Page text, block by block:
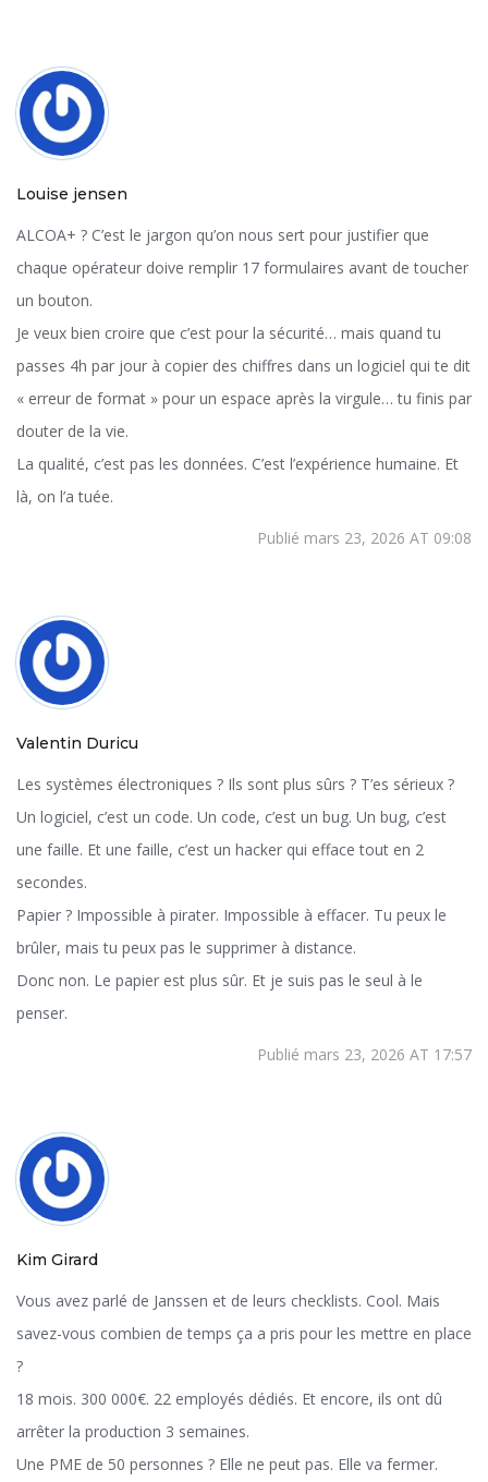
Louise jensen
ALCOA+ ? C’est le jargon qu’on nous sert pour justifier que
chaque opérateur doive remplir 17 formulaires avant de toucher
un bouton.
Je veux bien croire que c’est pour la sécurité… mais quand tu
passes 4h par jour à copier des chiffres dans un logiciel qui te dit
« erreur de format » pour un espace après la virgule… tu finis par
douter de la vie.
La qualité, c’est pas les données. C’est l’expérience humaine. Et
là, on l’a tuée.
Publié mars 23, 2026 AT 09:08
Valentin Duricu
Les systèmes électroniques ? Ils sont plus sûrs ? T’es sérieux ?
Un logiciel, c’est un code. Un code, c’est un bug. Un bug, c’est
une faille. Et une faille, c’est un hacker qui efface tout en 2
secondes.
Papier ? Impossible à pirater. Impossible à effacer. Tu peux le
brûler, mais tu peux pas le supprimer à distance.
Donc non. Le papier est plus sûr. Et je suis pas le seul à le
penser.
Publié mars 23, 2026 AT 17:57
Kim Girard
Vous avez parlé de Janssen et de leurs checklists. Cool. Mais
savez-vous combien de temps ça a pris pour les mettre en place
?
18 mois. 300 000€. 22 employés dédiés. Et encore, ils ont dû
arrêter la production 3 semaines.
Une PME de 50 personnes ? Elle ne peut pas. Elle va fermer.